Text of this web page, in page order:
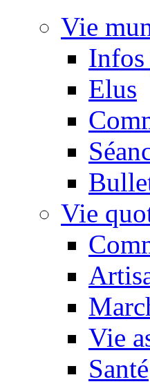
Vie
Infos
Elus
Vie
Vie
Santé